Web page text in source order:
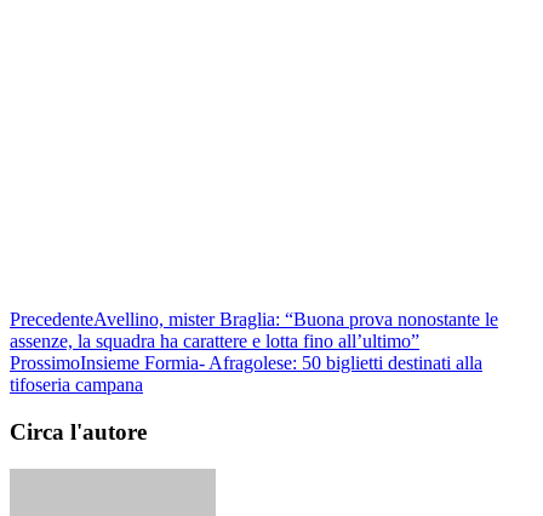
ProssimoInsieme Formia- Afragolese: 50 biglietti destinati alla
tifoseria campana
Circa l'autore